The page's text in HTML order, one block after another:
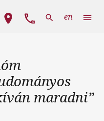
Fő navigáció
en
maradni”